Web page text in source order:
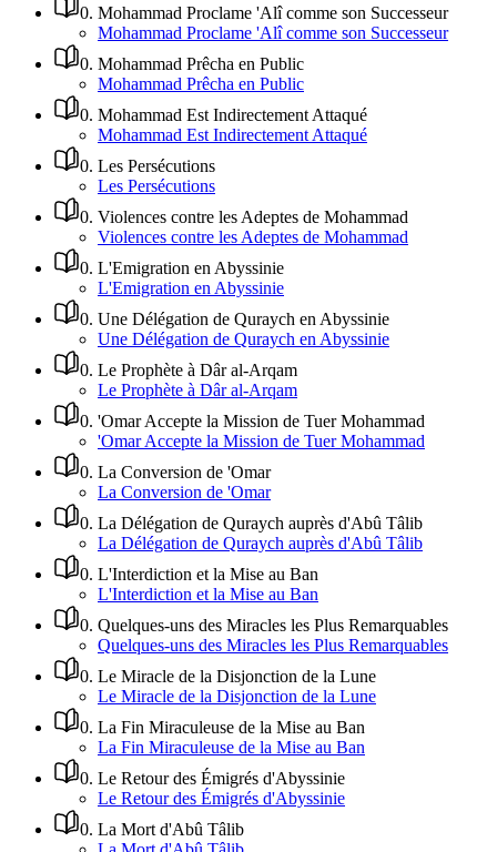
0. Mohammad Proclame 'Alî comme son Successeur
Mohammad Proclame 'Alî comme son Successeur
0. Mohammad Prêcha en Public
Mohammad Prêcha en Public
0. Mohammad Est Indirectement Attaqué
Mohammad Est Indirectement Attaqué
0. Les Persécutions
Les Persécutions
0. Violences contre les Adeptes de Mohammad
Violences contre les Adeptes de Mohammad
0. L'Emigration en Abyssinie
L'Emigration en Abyssinie
0. Une Délégation de Quraych en Abyssinie
Une Délégation de Quraych en Abyssinie
0. Le Prophète à Dâr al-Arqam
Le Prophète à Dâr al-Arqam
0. 'Omar Accepte la Mission de Tuer Mohammad
'Omar Accepte la Mission de Tuer Mohammad
0. La Conversion de 'Omar
La Conversion de 'Omar
0. La Délégation de Quraych auprès d'Abû Tâlib
La Délégation de Quraych auprès d'Abû Tâlib
0. L'Interdiction et la Mise au Ban
L'Interdiction et la Mise au Ban
0. Quelques-uns des Miracles les Plus Remarquables
Quelques-uns des Miracles les Plus Remarquables
0. Le Miracle de la Disjonction de la Lune
Le Miracle de la Disjonction de la Lune
0. La Fin Miraculeuse de la Mise au Ban
La Fin Miraculeuse de la Mise au Ban
0. Le Retour des Émigrés d'Abyssinie
Le Retour des Émigrés d'Abyssinie
0. La Mort d'Abû Tâlib